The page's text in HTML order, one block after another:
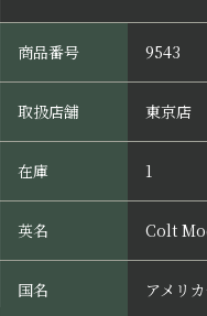
商品番号 9543
取扱店舗 東京店
在庫 1
英名 Colt
国名 アメリ